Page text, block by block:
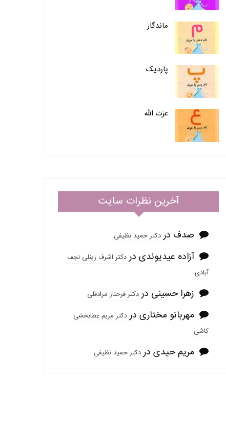
ماندگار
پاردیک
عزت الله
آخرین نظرات سایت
صدف دردکتر حمید نظیفی
آزاده عیدیوندی دردکتر اشرف زینلی نجف
آبادی
زهرا حسینی دردکتر فرحناز مرادقلی
مهربانو مختاری دردکتر مریم عطابخشی
کاشی
مریم حیدی دردکتر حمید نظیفی